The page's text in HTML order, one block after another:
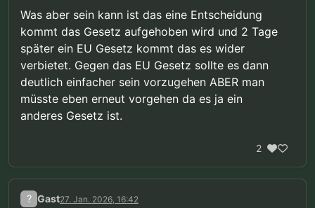
Was aber sein kann ist das eine Entscheidung
kommt das Gesetz aufgehoben wird und 2 Tage
später ein EU Gesetz kommt das es wider
verbietet. Gegen das EU Gesetz sollte es dann
deutlich einfacher sein vorzugehen ABER man
müsste eben erneut vorgehen da es ja ein
anderes Gesetz ist.
2
? Gast27. Jan. 2026, 16:42